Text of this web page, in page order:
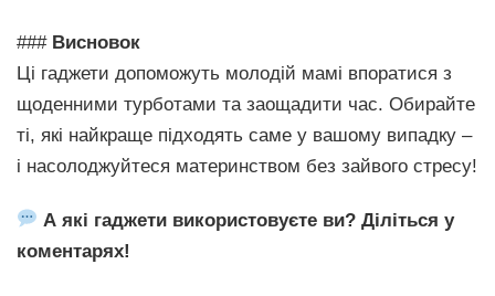
### Висновок
Ці гаджети допоможуть молодій мамі впоратися з
щоденними турботами та заощадити час. Обирайте
ті, які найкраще підходять саме у вашому випадку –
і насолоджуйтеся материнством без зайвого стресу!
А які гаджети використовуєте ви? Діліться у
коментарях!